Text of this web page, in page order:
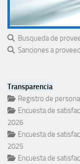
Busqueda de
Sanciones a
Transparencia
Registro de
Encuesta de
2026
Encuesta de
2025
Encuesta de